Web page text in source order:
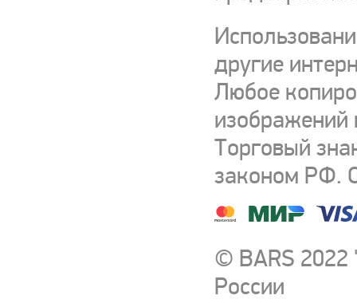
другие
Любое
изображений
Торговый
законом РФ.
© BARS
России